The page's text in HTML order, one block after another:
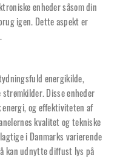
enheder såsom din
igen. Dette aspekt er
energikilde,
Disse enheder
og effektiviteten af
kvalitet og tekniske
i Danmarks varierende
kan udnytte diffust lys på